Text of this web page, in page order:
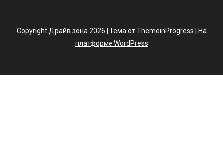
Copyright Драйв зона 2026 | Тема от ThemeinProgress
На
платформе WordPress